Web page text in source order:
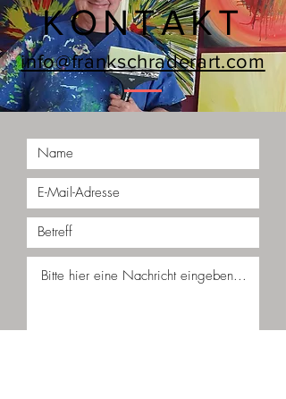
KONTAKT
info@frankschraderart.com